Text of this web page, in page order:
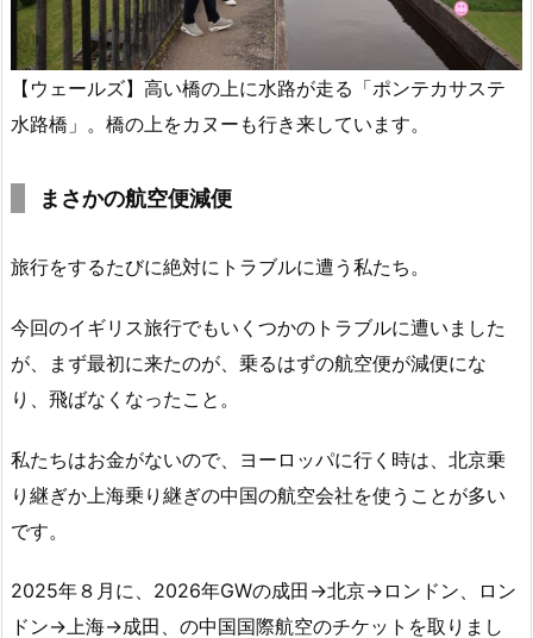
【ウェールズ】高い橋の上に水路が走る「ポンテカサステ
水路橋」。橋の上をカヌーも行き来しています。
まさかの航空便減便
旅行をするたびに絶対にトラブルに遭う私たち。
今回のイギリス旅行でもいくつかのトラブルに遭いました
が、まず最初に来たのが、乗るはずの航空便が減便にな
り、飛ばなくなったこと。
私たちはお金がないので、ヨーロッパに行く時は、北京乗
り継ぎか上海乗り継ぎの中国の航空会社を使うことが多い
です。
2025年８月に、2026年GWの成田→北京→ロンドン、ロン
ドン→上海→成田、の中国国際航空のチケットを取りまし